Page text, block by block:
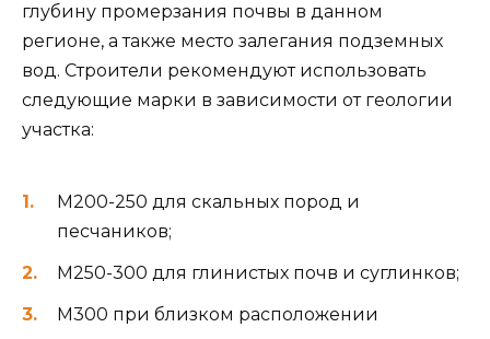
глубину промерзания почвы в данном
регионе, а также место залегания подземных
вод. Строители рекомендуют использовать
следующие марки в зависимости от геологии
участка:
М200-250 для скальных пород и
песчаников;
М250-300 для глинистых почв и суглинков;
М300 при близком расположении